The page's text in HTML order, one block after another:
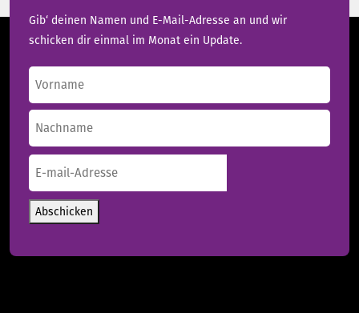
Gib‘ deinen Namen und E-Mail-Adresse an und wir
schicken dir einmal im Monat ein Update.
Vorname
Nachname
Adresse(erforderlich)
Abschicken